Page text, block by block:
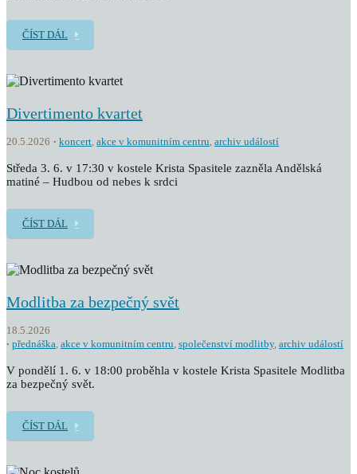
ČÍST DÁL
Divertimento kvartet
20.5.2026 koncert, akce v komunitním centru, archiv událostí
Středa 3. 6. v 17:30 v kostele Krista Spasitele zazněla Andělská
matiné – Hudbou od nebes k srdci
ČÍST DÁL
Modlitba za bezpečný svět
18.5.2026
přednáška, akce v komunitním centru, společenství modlitby, archiv událostí
V pondělí 1. 6. v 18:00 proběhla v kostele Krista Spasitele Modlitba
za bezpečný svět.
ČÍST DÁL